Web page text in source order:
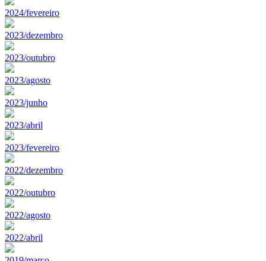
2024/fevereiro
2023/dezembro
2023/outubro
2023/agosto
2023/junho
2023/abril
2023/fevereiro
2022/dezembro
2022/outubro
2022/agosto
2022/abril